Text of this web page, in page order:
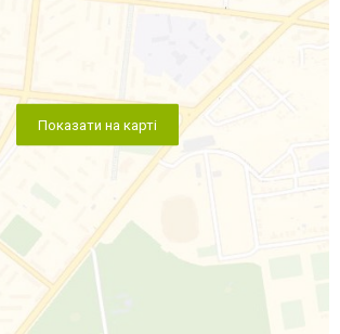
Показати на карті